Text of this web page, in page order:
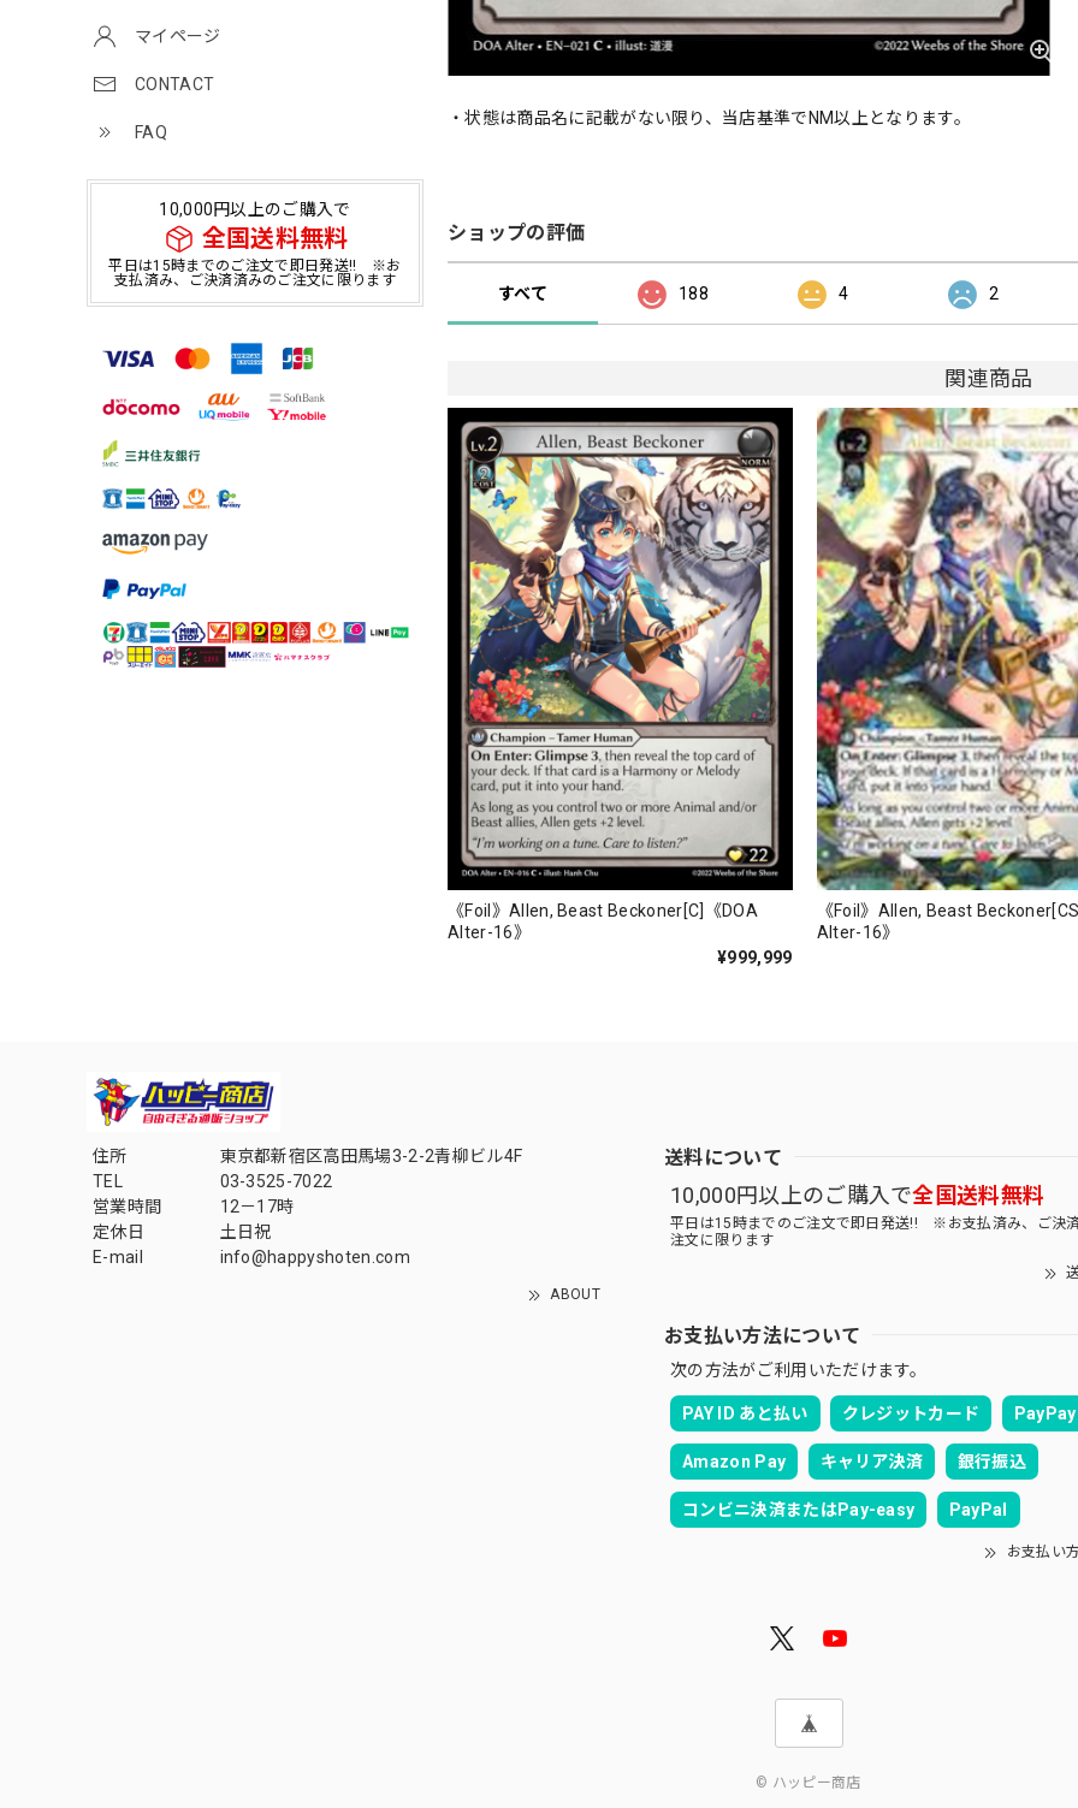
マイページ
CONTACT
FAQ
10,000円以上のご購入で
全国送料無料
平日は15時までのご注文で即日発送!! ※お
支払済み、ご決済済みのご注文に限ります
・状態は商品名に記載がない限り、当店基準でNM以上となります。
ショップの評価
すべて 188 4 2
関連商品
《Foil》Allen, Beast Beckoner[C]《DOA
Alter-16》
¥999,999
《Foil》Allen, Beast
Alter-16》
住所
東京都新宿区高田馬場3-2-2青柳ビル4F
TEL
03-3525-7022
営業時間
12－17時
定休日
土日祝
E-mail
info@happyshoten.com
ABOUT
送料について
10,000円以上のご購入で全国送料無料
平日は15時までのご注文で即日発送!! ※お支払済み、ご決
注文に限ります
お支払い方法について
次の方法がご利用いただけます。
PAY ID あと払い クレジットカード PayPay
Amazon Pay キャリア決済 銀行振込
コンビニ決済またはPay-easy PayPal
お支払い
© ハッピー商店